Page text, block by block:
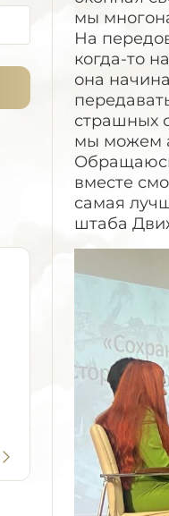
мы
На
когда-то
она
страшных
мы можем
вместе
самая
штаба